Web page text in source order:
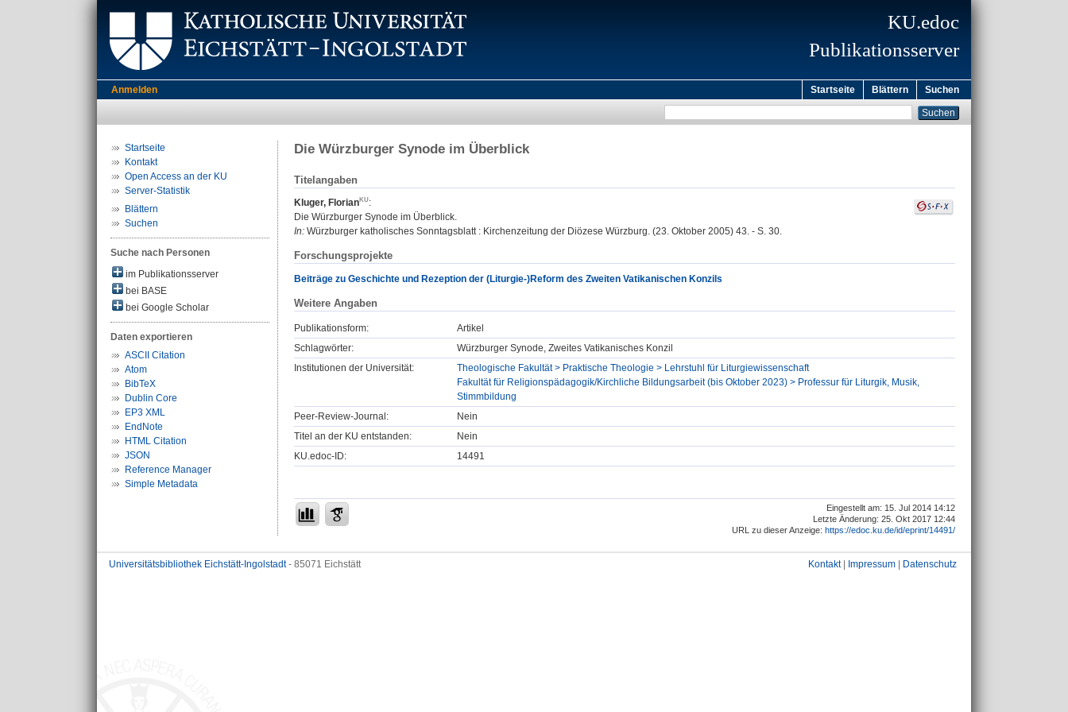
KU.edoc
Publikationsserver
Anmelden Startseite Blättern Suchen
Startseite
Kontakt
Open Access an der KU
Server-Statistik
Blättern
Suchen
Suche nach Personen
im Publikationsserver
bei BASE
bei Google Scholar
Daten exportieren
ASCII Citation
Atom
BibTeX
Dublin Core
EP3 XML
EndNote
HTML Citation
JSON
Reference Manager
Simple Metadata
Die Würzburger Synode im Überblick
Titelangaben
Kluger, Florian
:
Die Würzburger Synode im Überblick.
In: Würzburger katholisches Sonntagsblatt : Kirchenzeitung der Diözese Würzburg. (23. Oktober 2005) 43. - S. 30.
Forschungsprojekte
Beiträge zu Geschichte und Rezeption der (Liturgie-)Reform des Zweiten Vatikanischen Konzils
Weitere Angaben
Publikationsform:
Artikel
Schlagwörter:
Würzburger Synode, Zweites Vatikanisches Konzil
Institutionen der Universität:
Theologische Fakultät > Praktische Theologie > Lehrstuhl für Liturgiewissenschaft
Fakultät für Religionspädagogik/Kirchliche Bildungsarbeit (bis Oktober 2023) > Professur für Liturgik, Musik,
Stimmbildung
Peer-Review-Journal:
Nein
Titel an der KU entstanden:
Nein
KU.edoc-ID:
14491
Eingestellt am: 15. Jul 2014 14:12
Letzte Änderung: 25. Okt 2017 12:44
URL zu dieser Anzeige: https://edoc.ku.de/id/eprint/14491/
Universitätsbibliothek Eichstätt-Ingolstadt- 85071 Eichstätt Kontakt| Impressum Datenschutz